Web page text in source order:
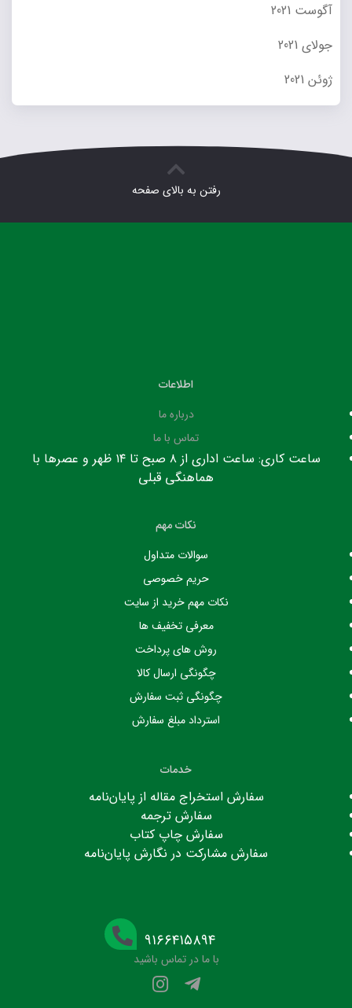
آگوست 2021
جولای 2021
ژوئن 2021
رفتن به بالای صفحه
اطلاعات
درباره ما
تماس با ما
ساعت کاری: ساعت اداری از ۸ صبح تا ۱۴ ظهر و عصرها با
هماهنگی قبلی
نکات مهم
سوالات متداول
حریم خصوصی
نکات مهم خرید از سایت
معرفی تخفیف ها
روش های پرداخت
چگونگی ارسال کالا
چگونگی ثبت سفارش
استرداد مبلغ سفارش
خدمات
سفارش استخراج مقاله از پایان‌نامه
سفارش ترجمه
سفارش چاپ کتاب
سفارش مشارکت در نگارش پایان‌نامه
۹۱۶۶۴۱۵۸۹۴
با ما در تماس باشید